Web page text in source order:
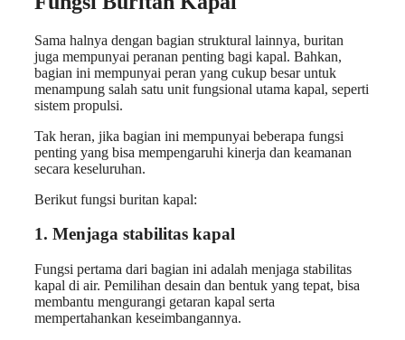
Sama halnya dengan bagian struktural lainnya, buritan
juga mempunyai peranan penting bagi kapal. Bahkan,
bagian ini mempunyai peran yang cukup besar untuk
menampung salah satu unit fungsional utama kapal, seperti
sistem propulsi.
Tak heran, jika bagian ini mempunyai beberapa fungsi
penting yang bisa mempengaruhi kinerja dan keamanan
secara keseluruhan.
Berikut fungsi buritan kapal:
1. Menjaga stabilitas kapal
Fungsi pertama dari bagian ini adalah menjaga stabilitas
kapal di air. Pemilihan desain dan bentuk yang tepat, bisa
membantu mengurangi getaran kapal serta
mempertahankan keseimbangannya.